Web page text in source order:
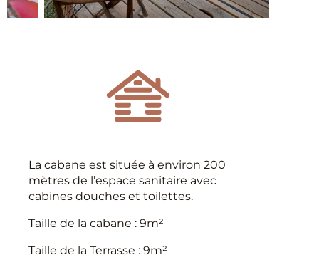
La cabane est située à environ 200
mètres de l’espace sanitaire avec
cabines douches et toilettes.
Taille de la cabane : 9m²
Taille de la Terrasse : 9m²